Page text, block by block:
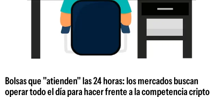
Bolsas que "atienden" las 24 horas: los mercados buscan
operar todo el día para hacer frente a la competencia cripto